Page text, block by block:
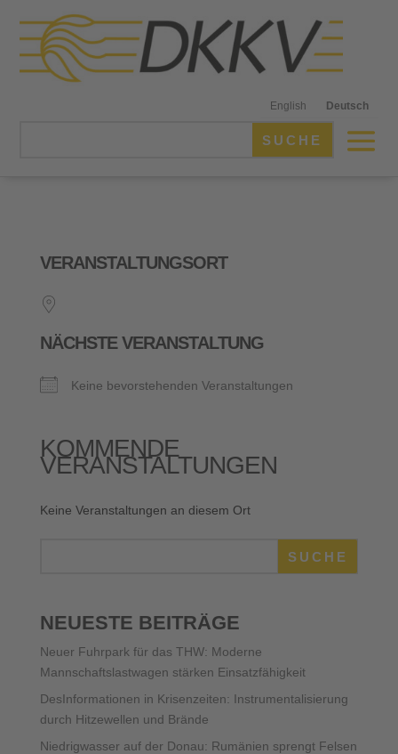
English Deutsch
VERANSTALTUNGSORT
NÄCHSTE VERANSTALTUNG
Keine bevorstehenden Veranstaltungen
KOMMENDE
VERANSTALTUNGEN
Keine Veranstaltungen an diesem Ort
SUCHE
NEUESTE BEITRÄGE
Neuer Fuhrpark für das THW: Moderne
Mannschaftslastwagen stärken Einsatzfähigkeit
DesInformationen in Krisenzeiten: Instrumentalisierung
durch Hitzewellen und Brände
Niedrigwasser auf der Donau: Rumänien sprengt Felsen